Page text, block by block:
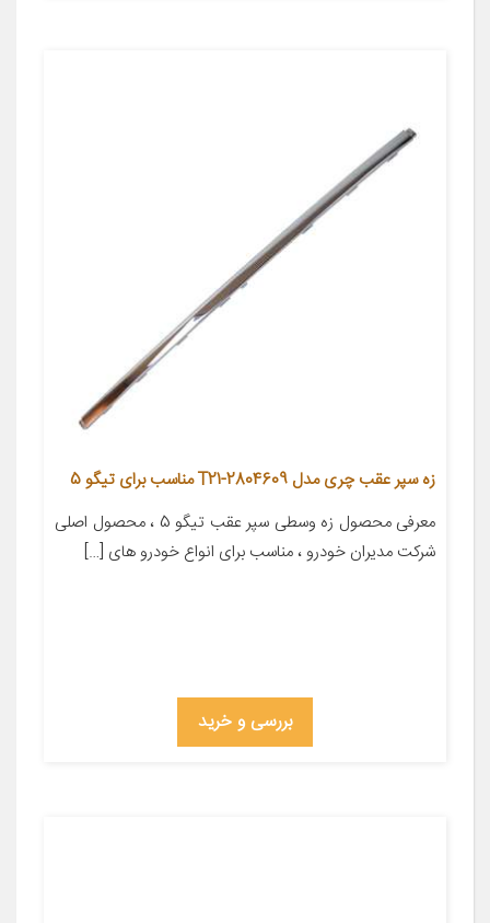
زه سپر عقب چری مدل T21-2804609 مناسب برای تیگو 5
معرفی محصول زه وسطی سپر عقب تیگو 5 ، محصول اصلی
شرکت مدیران خودرو ، مناسب برای انواع خودرو های […]
بررسی و خرید